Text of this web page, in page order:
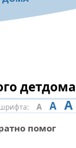
БГПУ
СЛОВА
С
детдома
A A A
помог